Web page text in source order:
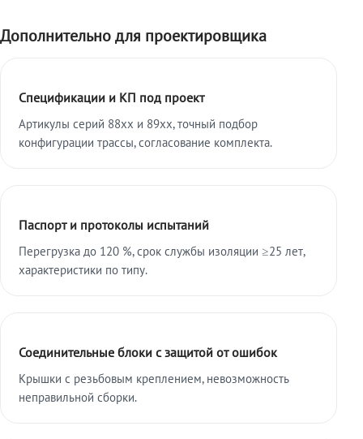
Дополнительно для проектировщика
Спецификации и КП под проект
Артикулы серий 88xx и 89xx, точный подбор
конфигурации трассы, согласование комплекта.
Паспорт и протоколы испытаний
Перегрузка до 120 %, срок службы изоляции ≥25 лет,
характеристики по типу.
Соединительные блоки с защитой от ошибок
Крышки с резьбовым креплением, невозможность
неправильной сборки.